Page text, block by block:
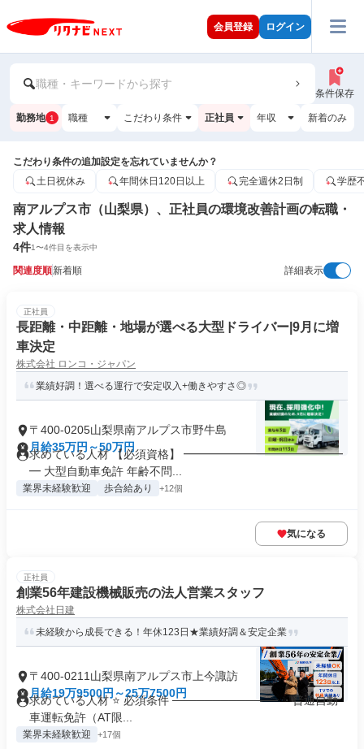
会員登録 ログイン
職種・キーワードから探す
条件保存
勤務地 1 職種 こだわり条件 正社員 年収 新着のみ
こだわり条件の追加設定を忘れていませんか？
土日祝休み
年間休日120日以上 完全週休2日制 学歴
南アルプス市（山梨県）、正社員の環境改善計画の転職・
求人情報
4件1〜4件目を表示中
関連度順新着順 詳細表示
正社員
長距離・中距離・地場が選べる大型ドライバー|9月に増
車決定
株式会社 ロンコ・ジャパン
業績好調！選べる運行で安定収入+働きやすさ◎
〒400-0205山梨県南アルプス市野牛島
月給35万円～50万円
求めている人材 【必須資格】 ━━━━━━━━━━━━━━
━ 大型自動車免許 年齢不問...
業界未経験歓迎 歩合給あり +12個
気になる
正社員
創業56年建設機械販売の法人営業スタッフ
株式会社日建
未経験から成長できる！年休123日★業績好調＆安定企業
〒400-0211山梨県南アルプス市上今諏訪
月給19万9500円～25万7500円
求めている人材 ⭐ 必須条件 ───────────── ・普通自動
車運転免許（AT限...
業界未経験歓迎 +17個